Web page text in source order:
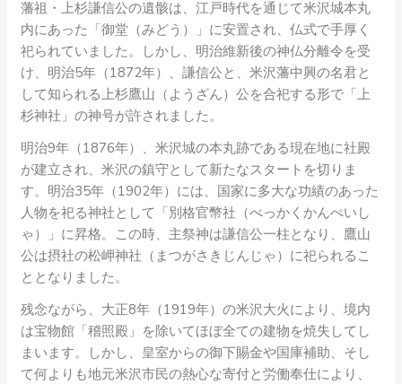
藩祖・上杉謙信公の遺骸は、江戸時代を通じて米沢城本丸
内にあった「御堂（みどう）」に安置され、仏式で手厚く
祀られていました。しかし、明治維新後の神仏分離令を受
け、明治5年（1872年）、謙信公と、米沢藩中興の名君と
して知られる上杉鷹山（ようざん）公を合祀する形で「上
杉神社」の神号が許されました。
明治9年（1876年）、米沢城の本丸跡である現在地に社殿
が建立され、米沢の鎮守として新たなスタートを切りま
す。明治35年（1902年）には、国家に多大な功績のあった
人物を祀る神社として「別格官幣社（べっかくかんぺいし
ゃ）」に昇格。この時、主祭神は謙信公一柱となり、鷹山
公は摂社の松岬神社（まつがさきじんじゃ）に祀られるこ
ととなりました。
残念ながら、大正8年（1919年）の米沢大火により、境内
は宝物館「稽照殿」を除いてほぼ全ての建物を焼失してし
まいます。しかし、皇室からの御下賜金や国庫補助、そし
て何よりも地元米沢市民の熱心な寄付と労働奉仕により、